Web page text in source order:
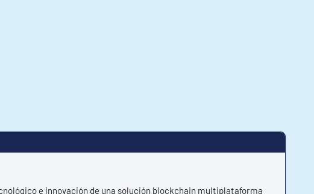
e innovación de una solución blockchain multiplataforma